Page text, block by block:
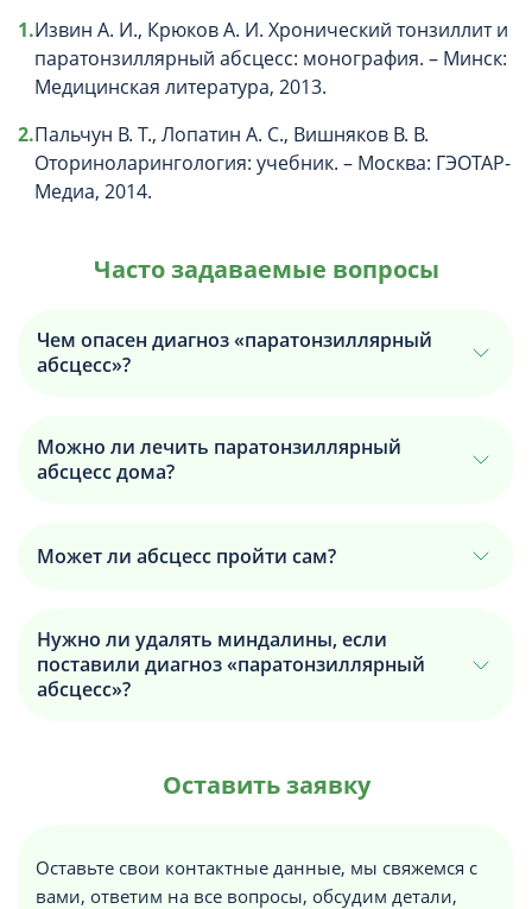
Извин А. И., Крюков А. И. Хронический тонзиллит и
паратонзиллярный абсцесс: монография. – Минск:
Медицинская литература, 2013.
Пальчун В. Т., Лопатин А. С., Вишняков В. В.
Оториноларингология: учебник. – Москва: ГЭОТАР-
Медиа, 2014.
Часто задаваемые вопросы
Чем опасен диагноз «паратонзиллярный
абсцесс»?
Можно ли лечить паратонзиллярный
абсцесс дома?
Может ли абсцесс пройти сам?
Нужно ли удалять миндалины, если
поставили диагноз «паратонзиллярный
абсцесс»?
Оставить заявку
Оставьте свои контактные данные, мы свяжемся с
вами, ответим на все вопросы, обсудим детали,